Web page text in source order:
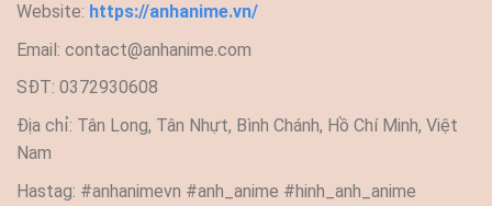
Website: https://anhanime.vn/
Email: contact@anhanime.com
SĐT: 0372930608
Địa chỉ: Tân Long, Tân Nhựt, Bình Chánh, Hồ Chí Minh, Việt
Nam
Hastag: #anhanimevn #anh_anime #hinh_anh_anime